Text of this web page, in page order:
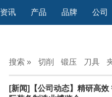
资讯 产品 品牌 公司
搜索 » 切削 锻压 刀具
[新闻]【公司动态】精研高